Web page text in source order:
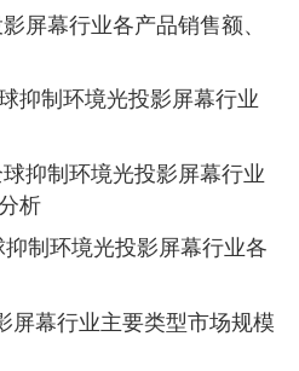
屏幕行业各产品销售额、
抑制环境光投影屏幕行业
抑制环境光投影屏幕行业
析
制环境光投影屏幕行业各
屏幕行业主要类型市场规模